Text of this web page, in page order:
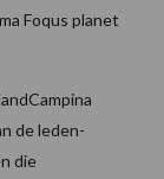
Foqus planet
de leden-
die